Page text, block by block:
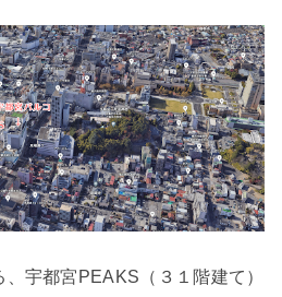
宇都宮PEAKS（３１階建て）